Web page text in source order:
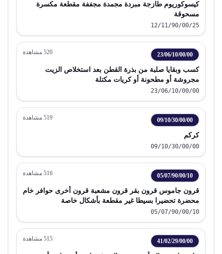
كيسوكوريوم طازجة مبردة مجمدة مجففة مقطعة مكسرة
مسحوقة
12/11/90/00/25
23/06/10/00/00
520 مشاهدة
كسب وبقايا صلبة من بذرة القطن بعد استخلاص الزيت
مجروشة أو مطحونة أو كريات مكتلة
23/06/10/00/00
09/10/30/00/00
519 مشاهدة
كركم
09/10/30/00/00
05/07/90/00/10
516 مشاهدة
قرون جاموس قرون بقر قرون مشعبة قرون أخرى حوافر خام
محضرة تحضيرا بسيطا غير مقطعة بأشكال خاصة
05/07/90/00/10
41/02/29/00/00
515 مشاهدة